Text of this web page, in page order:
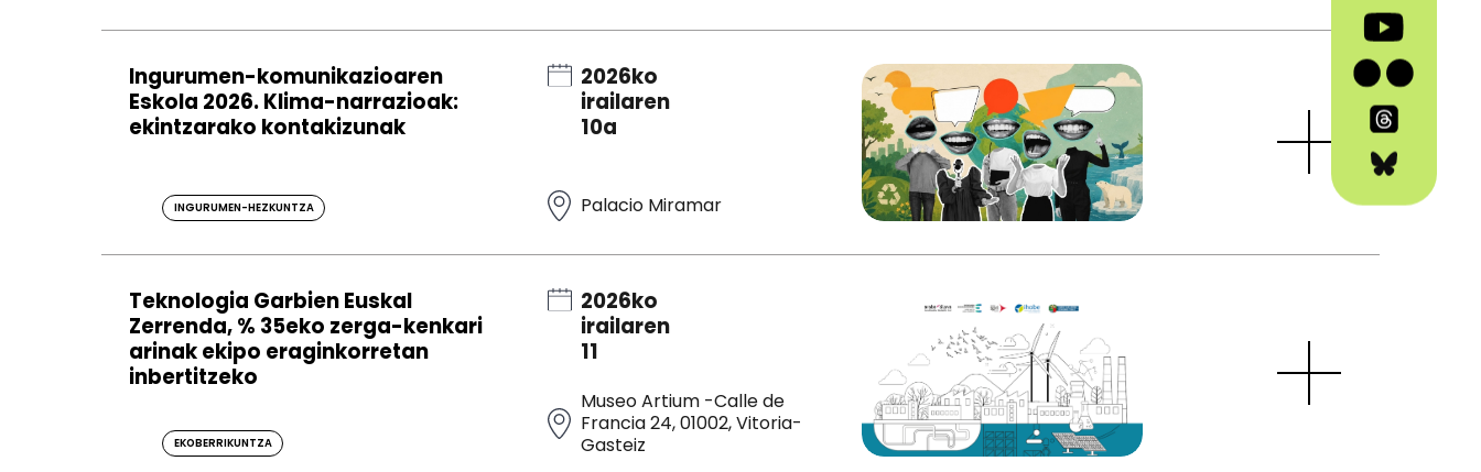
Ingurumen-komunikazioaren
Eskola 2026. Klima-narrazioak:
ekintzarako kontakizunak
INGURUMEN-HEZKUNTZA
2026ko
irailaren
10a
Palacio Miramar
Teknologia Garbien Euskal
Zerrenda, % 35eko zerga-kenkari
arinak ekipo eraginkorretan
inbertitzeko
EKOBERRIKUNTZA
2026ko
irailaren
11
Museo Artium -Calle de
Francia 24, 01002, Vitoria-
Gasteiz